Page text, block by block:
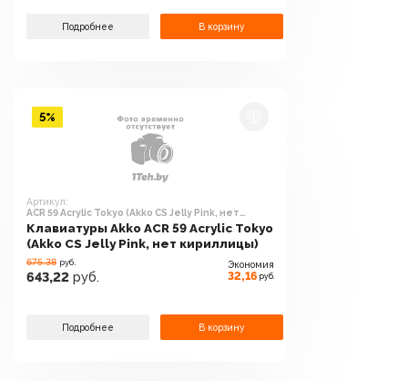
Подробнее В корзину
Артикул:
ACR 59 Acrylic Tokyo (Akko CS Jelly Pink, нет
кириллицы)
Клавиатуры Akko ACR 59 Acrylic Tokyo
(Akko CS Jelly Pink, нет кириллицы)
675.38 руб.
643,22 руб.
Экономия
32,16 руб.
Подробнее В корзину
5%